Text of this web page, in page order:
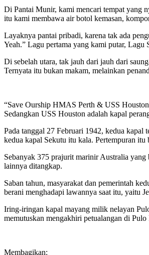
Di Pantai Munir, kami mencari tempat yang
itu kami membawa air botol kemasan,
Layaknya pantai pribadi, karena tak ada
Yeah.” Lagu pertama yang kami putar,
Di sebelah utara, tak jauh dari jauh dari
Ternyata itu bukan makam, melainkan
“Save Ourship HMAS Perth & USS
Sedangkan USS Houston adalah kapal
Pada tanggal 27 Februari 1942, kedua kapal
kedua kapal Sekutu itu kala. Pertempuran
Sebanyak 375 prajurit marinir Australia
lainnya ditangkap.
Saban tahun, masyarakat dan pemerintah
berani menghadapi lawannya saat itu, yaitu
Iring-iringan kapal mayang milik nelayan
memutuskan mengakhiri petualangan di
Membagikan: